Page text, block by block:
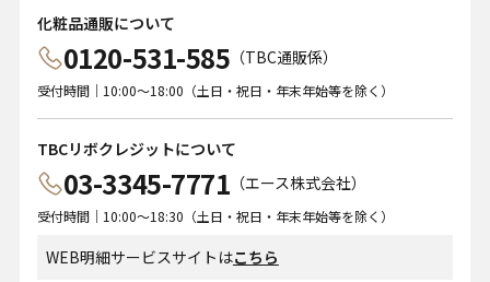
化粧品通販について
0120-531-585 （TBC通販係）
受付時間｜10:00～18:00（土日・祝日・年末年始等を除く）
TBCリボクレジットについて
03-3345-7771 （エース株式会社）
受付時間｜10:00～18:30（土日・祝日・年末年始等を除く）
WEB明細サービスサイトはこちら